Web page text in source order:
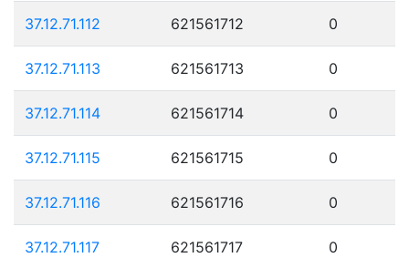
37.12.71.112 621561712 0
37.12.71.113 621561713 0
37.12.71.114 621561714 0
37.12.71.115 621561715 0
37.12.71.116 621561716 0
37.12.71.117 621561717 0